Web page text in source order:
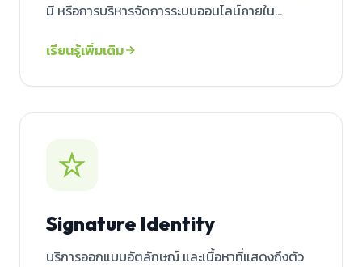
มี หรือการบริหารจัดการระบบออนไลน์ภายใน...
เรียนรู้เพิ่มเติม
Signature Identity
บริการออกแบบอัตลักษณ์ และเนื้อหาที่แสดงถึงตัว